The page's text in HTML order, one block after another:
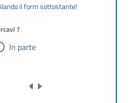
il form sottostante!
?
In parte